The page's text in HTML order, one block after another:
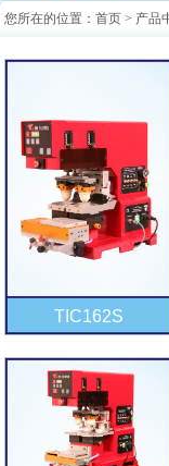
您所在的位置： 首页 > 产品
TIC162S